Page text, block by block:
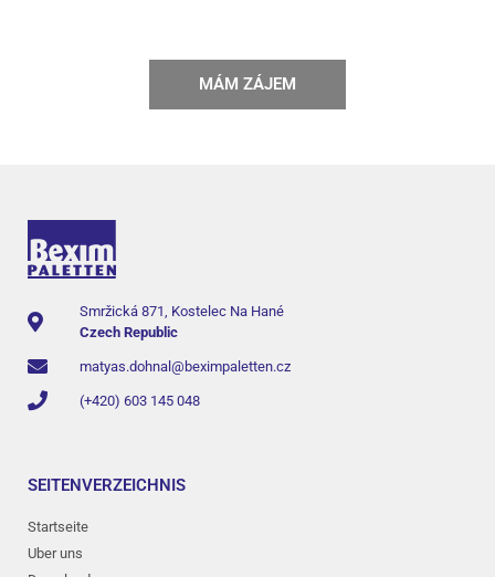
MÁM ZÁJEM
Smržická 871, Kostelec Na Hané
Czech Republic
matyas.dohnal@beximpaletten.cz
(+420) 603 145 048
SEITENVERZEICHNIS
Startseite
Uber uns